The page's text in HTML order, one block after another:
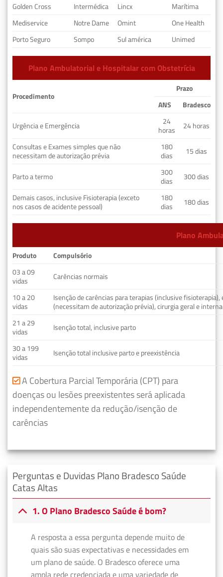
Golden Cross
Intermédica Lincx
Marítima
Mediservice
Notre Dame Omint
One Health
Porto Seguro
Sompo Sul américa Unimed
Plano Ambulatorial e Hospitalar com Obstetrícia
Procedimento
Prazo
ANS
Bradesco
Urgência e Emergência
24
horas
24 horas
Consultas e Exames simples que não
necessitam de autorização prévia
180
dias
15 dias
Parto a termo
300
dias
300 dias
Demais casos, inclusive Fisioterapia (exceto
nos casos de acidente pessoal)
180
dias
180 dias
Plano
Produto
Compulsório
03 a 09
vidas
Carências normais
10 a 20
vidas
Isenção de carências para terapias (inclusive fisioterapia),
(necessitam de autorização prévia), cirurgia geral e
21 a 29
vidas
Isenção total, inclusive parto
30 a 199
vidas
Isenção total inclusive parto e preexistência
A Cobertura Parcial Temporária (CPT) para
doenças ou lesões preexistentes será aplicada
independentemente da redução/isenção de
carências
Perguntas e Duvidas Plano Bradesco Saúde
Catas Altas
1. O Plano Bradesco Saúde é bom?
A resposta a essa pergunta depende muito de
quais são suas expectativas e necessidades em
um plano de saúde. O Bradesco oferece uma